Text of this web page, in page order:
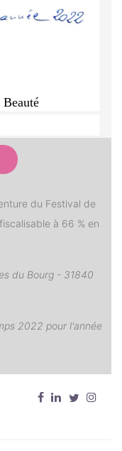
du Festival de
à 66 % en
du Bourg - 31840
2022 pour l'année